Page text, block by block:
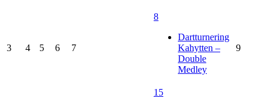
3 4 5 6 7
8
Dartturnering
Kahytten –
Double
Medley
9
15